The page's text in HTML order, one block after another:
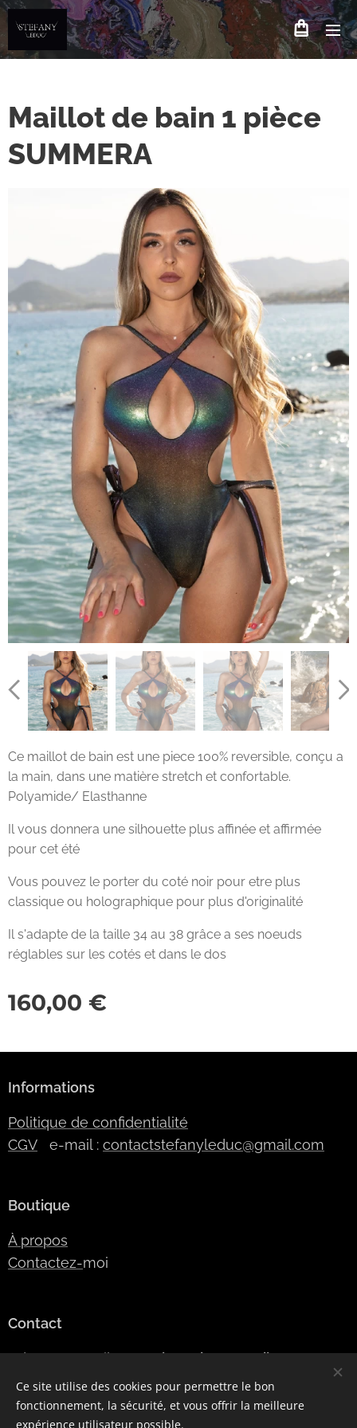
Maillot de bain 1 pièce
SUMMERA
Ce maillot de bain est une piece 100% reversible, conçu a
la main, dans une matière stretch et confortable.
Polyamide/ Elasthanne
Il vous donnera une silhouette plus affinée et affirmée
pour cet été❤️‍
Vous pouvez le porter du coté noir pour etre plus
classique ou holographique pour plus d'originalité ✨
Il s'adapte de la taille 34 au 38 grâce a ses noeuds
réglables sur les cotés et dans le dos
160,00 €
Informations
Politique de confidentialité
CGV e-mail : contactstefanyleduc@gmail.com
Boutique
À propos
Contactez-moi
Contact
Adresse e-mail:SLModeDesign@gmail.com
Numéro de téléphone:06 42 24 45 09
Ce site utilise des cookies pour permettre le bon
fonctionnement, la sécurité, et vous offrir la meilleure
expérience utilisateur possible.